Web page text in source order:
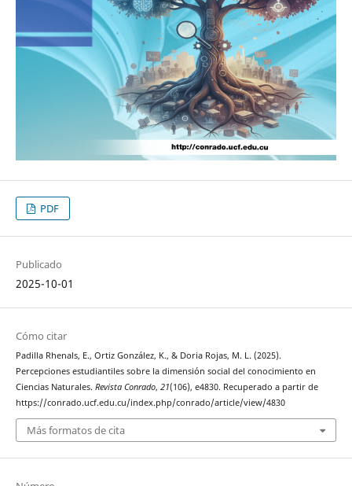
PDF
Publicado
2025-10-01
Cómo citar
Padilla Rhenals, E., Ortiz González, K., & Doria Rojas, M. L. (2025).
Percepciones estudiantiles sobre la dimensión social del conocimiento en
Ciencias Naturales. Revista Conrado, 21(106), e4830. Recuperado a partir de
https://conrado.ucf.edu.cu/index.php/conrado/article/view/4830
Más formatos de cita